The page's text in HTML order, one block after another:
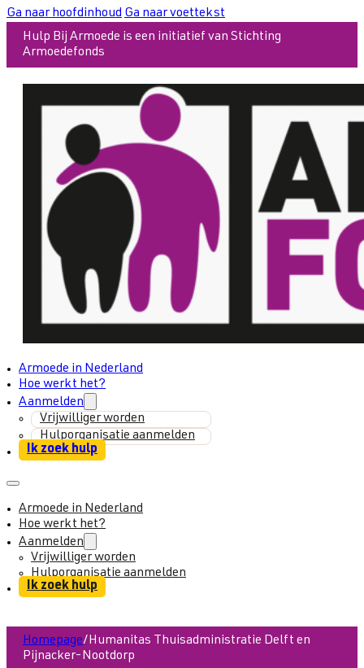
Ga naar hoofdinhoud Ga naar voettekst
Hulp Bij Armoede is een initiatief van Stichting
Armoedefonds
Armoede in Nederland
Hoe werkt het?
Aanmelden
Vrijwilliger worden
Hulporganisatie aanmelden
Ik zoek hulp
Armoede in Nederland
Hoe werkt het?
Aanmelden
Vrijwilliger worden
Hulporganisatie aanmelden
Ik zoek hulp
Homepage/Humanitas Thuisadministratie Delft en
Pijnacker-Nootdorp